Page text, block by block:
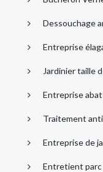
Dessouchage
Entreprise
Jardinier taille
Entreprise
Traitement
Entreprise de
Entretient parc